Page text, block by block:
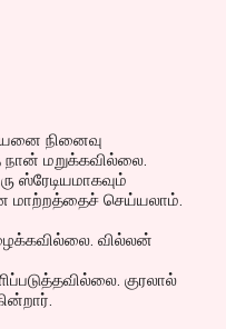
நினைவு
நான் மறுக்கவில்லை.
ஸ்ரேடியமாகவும்
மாற்றத்தைச் செய்யலாம்.
வில்லன்
குரலால்